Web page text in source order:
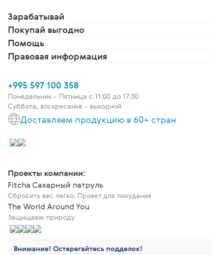
Зарабатывай
Покупай выгодно
Помощь
Правовая информация
+995 597 100 358
Понедельник - Пятница c 11:00 до 17:30
Суббота, воскресенье - выходной
Доставляем продукцию в 60+ стран
Проекты компании:
Fitcha Сахарный патруль
Сбросить вес легко. Проект для похудания
The World Around You
Защищаем природу
Внимание! Остерегайтесь подделок!